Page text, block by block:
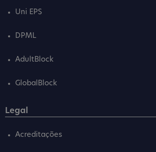
Uni EPS
DPML
AdultBlock
GlobalBlock
Legal
Acreditações